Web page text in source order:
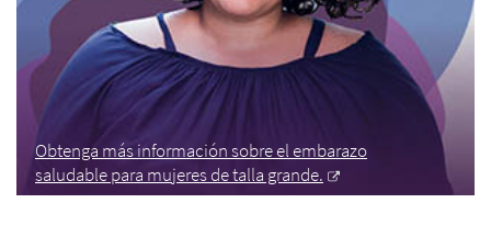
Obtenga más información sobre el embarazo
saludable para mujeres de talla grande.